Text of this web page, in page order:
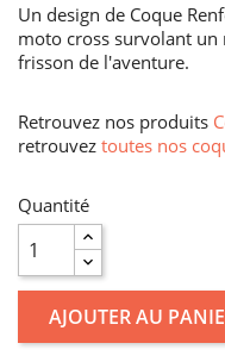
Un design de Coque
moto cross survolant
frisson de l'aventure.
Retrouvez nos produits
retrouvez toutes nos
Quantité
AJOUTER AU